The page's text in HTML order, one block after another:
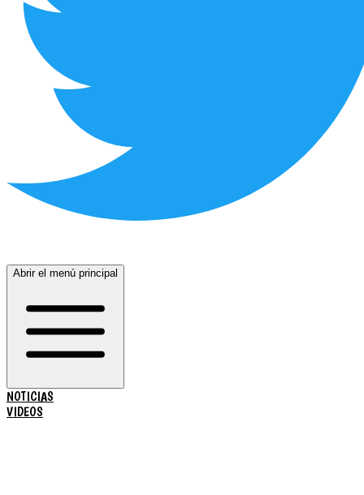
Abrir el menú principal
NOTICIAS
VIDEOS